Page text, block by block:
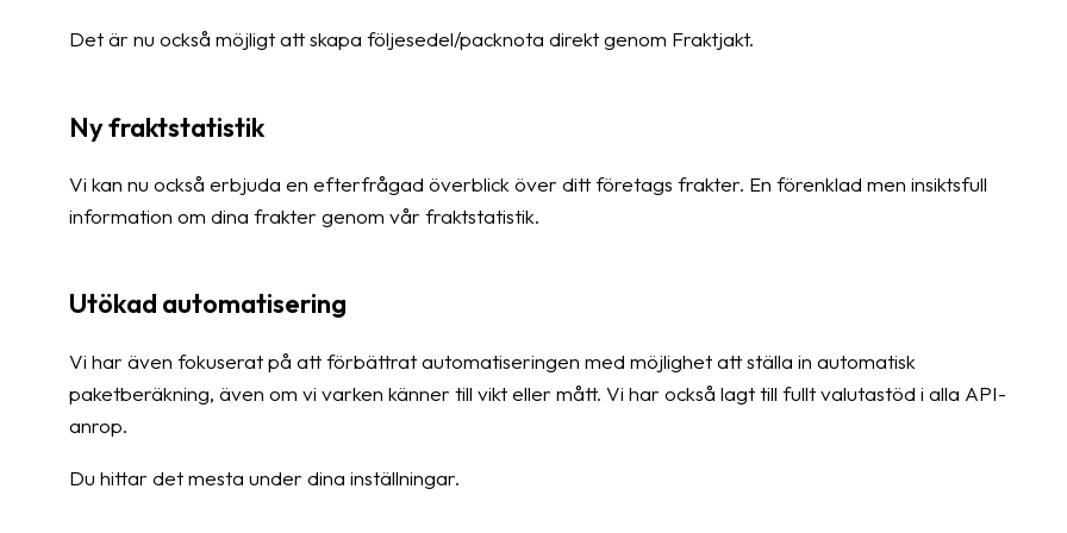
Det är nu också möjligt att skapa följesedel/packnota direkt genom Fraktjakt.
Ny fraktstatistik
Vi kan nu också erbjuda en efterfrågad överblick över ditt företags frakter. En förenklad men insiktsfull
information om dina frakter genom vår fraktstatistik.
Utökad automatisering
Vi har även fokuserat på att förbättrat automatiseringen med möjlighet att ställa in automatisk
paketberäkning, även om vi varken känner till vikt eller mått. Vi har också lagt till fullt valutastöd i alla API-
anrop.
Du hittar det mesta under dina inställningar.